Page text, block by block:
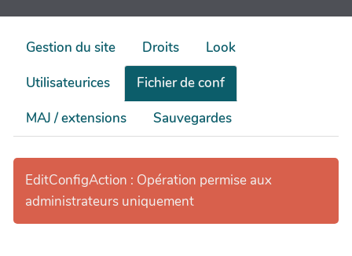
Gestion du site Droits
Look
Utilisateurices
Fichier de conf
MAJ / extensions
Sauvegardes
EditConfigAction : Opération permise aux
administrateurs uniquement